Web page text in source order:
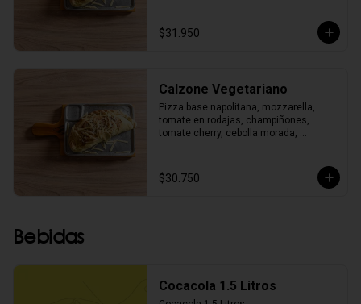
$31.950
Calzone Vegetariano
Pizza base napolitana, mozzarella,
tomate en rodajas, champiñones,
tomate cherry, cebolla morada,
$30.750
Bebidas
Cocacola 1.5 Litros